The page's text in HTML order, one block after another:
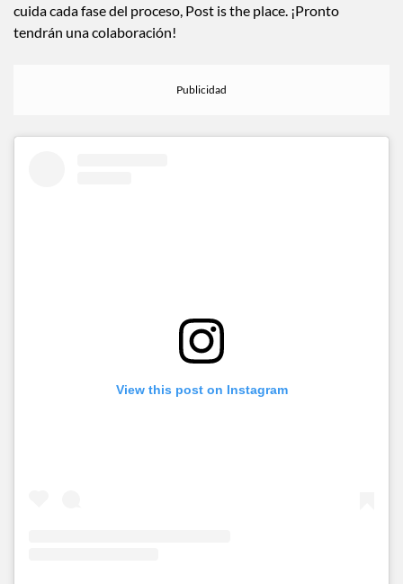
cuida cada fase del proceso, Post is the place. ¡Pronto
tendrán una colaboración!
View this post on Instagram